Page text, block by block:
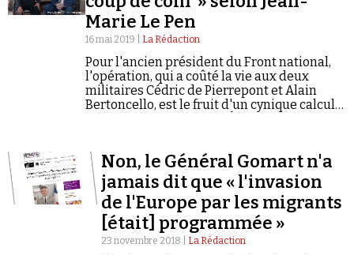
Faire un don
Demander à Vera
Marie Le Pen
16 mai 2019 | La Rédaction
Pour l'ancien président du Front national,
l'opération, qui a coûté la vie aux deux
militaires Cédric de Pierrepont et Alain
Bertoncello, est le fruit d'un cynique calcul
Non, le Général Gomart n'a
jamais dit que « l'invasion
de l'Europe par les migrants
[était] programmée »
23 novembre 2018 | La Rédaction